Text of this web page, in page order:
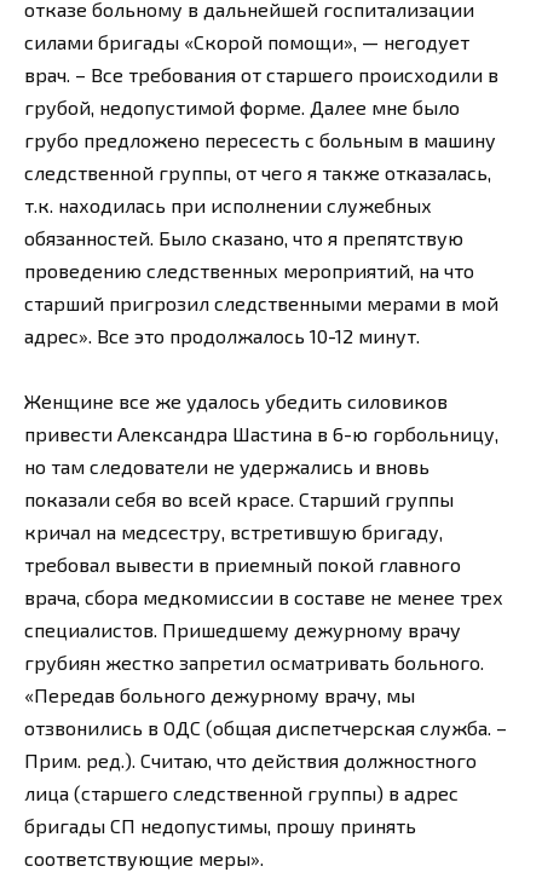
отказе больному в дальнейшей госпитализации
силами бригады «Скорой помощи», — негодует
врач. – Все требования от старшего происходили в
грубой, недопустимой форме. Далее мне было
грубо предложено пересесть с больным в машину
следственной группы, от чего я также отказалась,
т.к. находилась при исполнении служебных
обязанностей. Было сказано, что я препятствую
проведению следственных мероприятий, на что
старший пригрозил следственными мерами в мой
адрес». Все это продолжалось 10-12 минут.
Женщине все же удалось убедить силовиков
привести Александра Шастина в 6-ю горбольницу,
но там следователи не удержались и вновь
показали себя во всей красе. Старший группы
кричал на медсестру, встретившую бригаду,
требовал вывести в приемный покой главного
врача, сбора медкомиссии в составе не менее трех
специалистов. Пришедшему дежурному врачу
грубиян жестко запретил осматривать больного.
«Передав больного дежурному врачу, мы
отзвонились в ОДС (общая диспетчерская служба. –
Прим. ред.). Считаю, что действия должностного
лица (старшего следственной группы) в адрес
бригады СП недопустимы, прошу принять
соответствующие меры».